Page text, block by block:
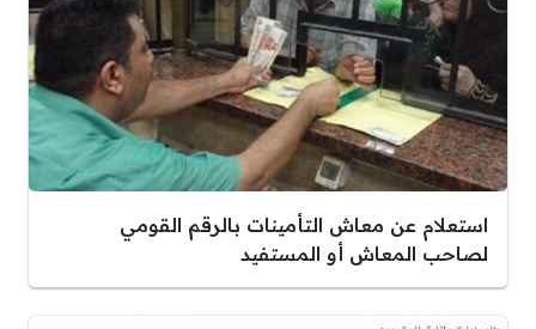
استعلام عن معاش التأمينات بالرقم القومي
لصاحب المعاش أو المستفيد